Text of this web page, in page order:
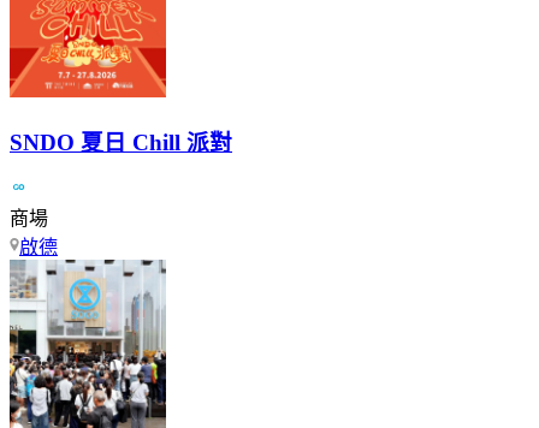
SNDO 夏日 Chill 派對
商場
啟德